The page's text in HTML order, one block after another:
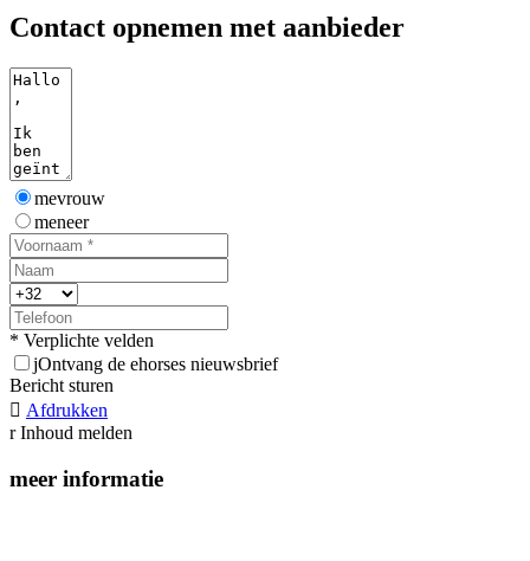
Contact opnemen met aanbieder
mevrouw
meneer
* Verplichte velden
jOntvang de ehorses nieuwsbrief
Bericht sturen
 Afdrukken
r Inhoud melden
meer informatie